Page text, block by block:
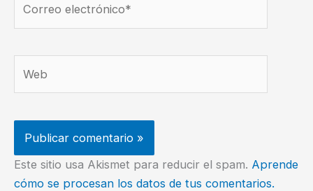
Este sitio usa Akismet para reducir el spam. Aprende
cómo se procesan los datos de tus comentarios.